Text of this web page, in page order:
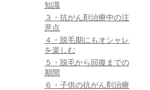
知識
３・抗がん剤治療中の注
意点
４・脱毛期にもオシャレ
を楽しむ
５・脱毛から回復までの
期間
６・子供の抗がん剤治療